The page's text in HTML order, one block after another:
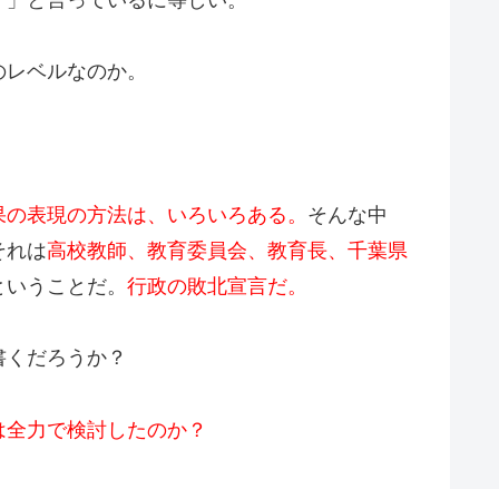
ベルなのか。
表現の方法は、いろいろある。 そんな中
れは高校教師、教育委員会、教育長、千葉県
いうことだ。 行政の敗北宣言だ。
だろうか？
力で検討したのか？